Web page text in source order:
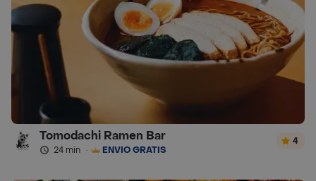
Tomodachi Ramen Bar
24 min · ENVÍO GRATIS
4